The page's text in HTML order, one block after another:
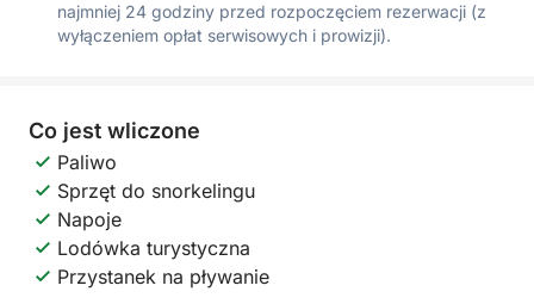
najmniej 24 godziny przed rozpoczęciem rezerwacji (z
wyłączeniem opłat serwisowych i prowizji).
Co jest wliczone
Paliwo
Sprzęt do snorkelingu
Napoje
Lodówka turystyczna
Przystanek na pływanie